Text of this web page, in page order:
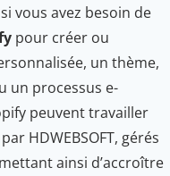
vous avez besoin de
pour créer ou
un thème,
un processus e-
peuvent travailler
HDWEBSOFT, gérés
ainsi d’accroître